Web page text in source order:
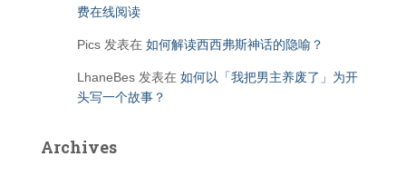
费在线阅读
Pics 发表在 如何解读西西弗斯神话的隐喻？
LhaneBes 发表在 如何以「我把男主养废了」为开
头写一个故事？
Archives